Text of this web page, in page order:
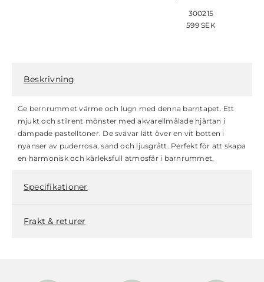
300215
599SEK
Beskrivning
Ge bernrummet värme och lugn med denna barntapet. Ett
mjukt och stilrent mönster med akvarellmålade hjärtan i
dämpade pastelltoner. De svävar lätt över en vit botten i
nyanser av puderrosa, sand och ljusgrått. Perfekt för att skapa
en harmonisk och kärleksfull atmosfär i barnrummet.
Specifikationer
Frakt & returer